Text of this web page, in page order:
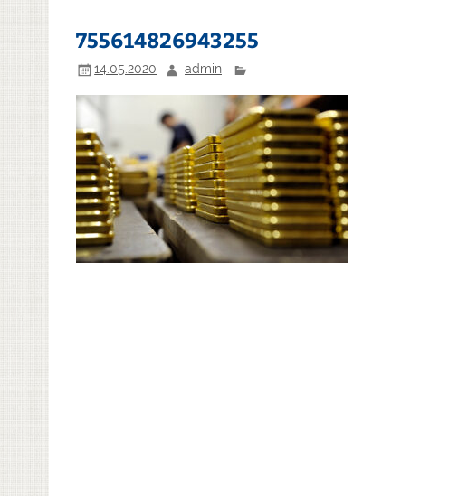
755614826943255
14.05.2020 admin